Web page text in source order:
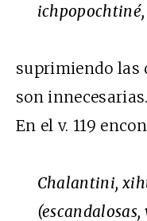
suprimiendo las
son innecesarias.
En el v. 119
Chalantini,
(escandalosas,